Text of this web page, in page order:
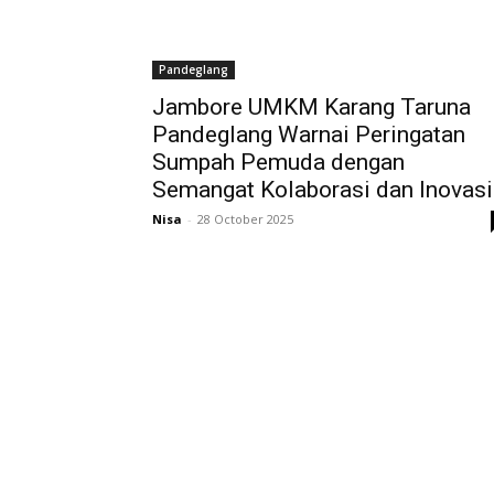
Pandeglang
Jambore UMKM Karang Taruna
Pandeglang Warnai Peringatan
Sumpah Pemuda dengan
Semangat Kolaborasi dan Inovasi
Nisa - 28 October 2025